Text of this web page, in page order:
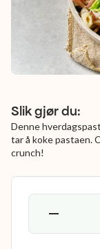
Slik gjør du:
Denne
tar å koke pastaen.
crunch!